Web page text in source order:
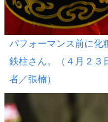
パフォーマンス前に化
鉄柱さん。（４月２３
者／張楠）